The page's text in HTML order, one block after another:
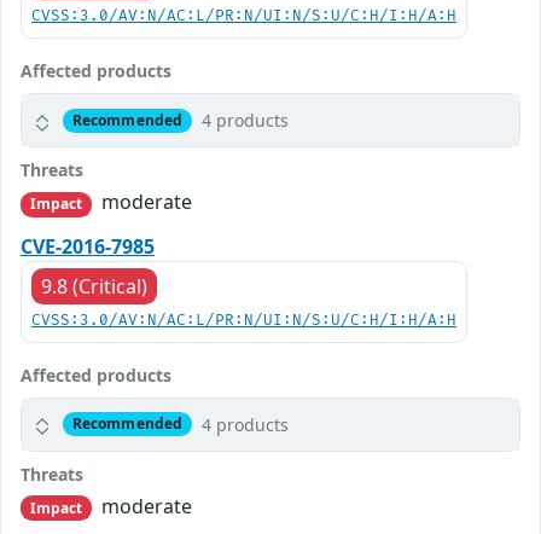
CVSS:3.0/AV:N/AC:L/PR:N/UI:N/S:U/C:H/I:H/A:H
Affected products
Recommended 4 products
Threats
Impact
moderate
CVE-2016-7985
9.8 (Critical)
CVSS:3.0/AV:N/AC:L/PR:N/UI:N/S:U/C:H/I:H/A:H
Affected products
Recommended 4 products
Threats
Impact
moderate